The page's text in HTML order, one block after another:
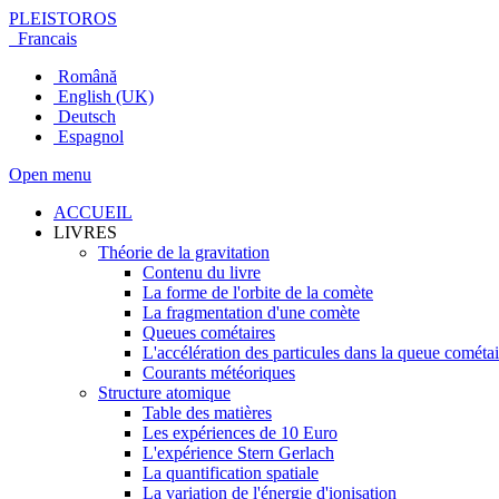
PLEISTOROS
Francais
Română
English (UK)
Deutsch
Espagnol
Open menu
ACCUEIL
LIVRES
Théorie de la gravitation
Contenu du livre
La forme de l'orbite de la comète
La fragmentation d'une comète
Queues cométaires
L'accélération des particules dans la queue
Courants météoriques
Structure atomique
Table des matières
Les expériences de 10 Euro
L'expérience Stern Gerlach
La quantification spatiale
La variation de l'énergie d'ionisation